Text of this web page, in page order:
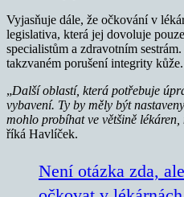
Vyjasňuje dále, že očkování v
legislativa, která jej dovoluje
specialistům a zdravotním
takzvaném porušení integrity kůže.
„Další oblastí, která potřebuje
vybavení. Ty by měly být
mohlo probíhat ve většině
říká Havlíček.
Není otázka zda,